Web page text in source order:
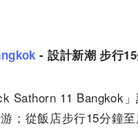
-設計新潮 步行15
Sathorn 11 Bangkok
；從飯店步行15分鐘